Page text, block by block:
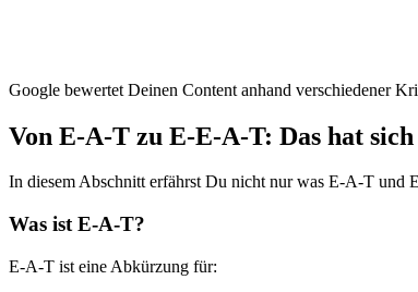
Google bewertet Deinen Content anhand verschiedener
Von E-A-T zu E-E-A-T: Das hat
In diesem Abschnitt erfährst Du nicht nur was E-A-T und
Was ist E-A-T?
E-A-T ist eine Abkürzung für: